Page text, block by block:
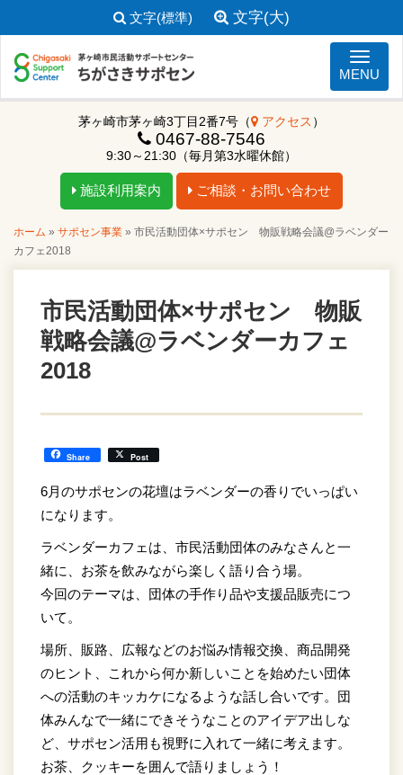
文字(標準) 文字(大)
ナビゲ
MENU
茅ヶ崎市茅ヶ崎3丁目2番7号（ アクセス ）
0467-88-7546
9:30～21:30（毎月第3水曜休館）
施設利用案内 ご相談・お問い合わせ
ホーム » サポセン事業 » 市民活動団体×サポセン 物販戦略会議@ラベンダー
カフェ2018
市民活動団体×サポセン 物販
戦略会議@ラベンダーカフェ
2018
Share Post
6月のサポセンの花壇はラベンダーの香りでいっぱい
になります。
ラベンダーカフェは、市民活動団体のみなさんと一
緒に、お茶を飲みながら楽しく語り合う場。
今回のテーマは、団体の手作り品や支援品販売につ
いて。
場所、販路、広報などのお悩み情報交換、商品開発
のヒント、これから何か新しいことを始めたい団体
への活動のキッカケになるような話し合いです。団
体みんなで一緒にできそうなことのアイデア出しな
ど、サポセン活用も視野に入れて一緒に考えます。
お茶、クッキーを囲んで語りましょう！